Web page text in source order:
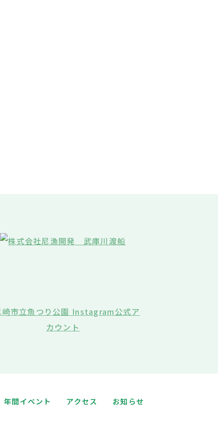
年間イベント アクセス お知らせ